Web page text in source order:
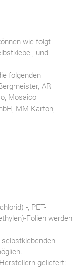
wie folgt
, und
folgenden
AR
Mosaico
MM Karton,
-, PET-
Folien werden
geliefert: